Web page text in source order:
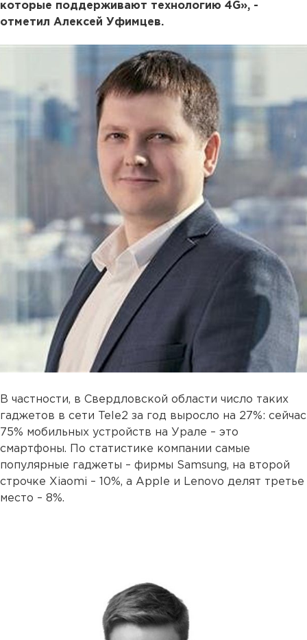
которые поддерживают технологию 4G», -
отметил Алексей Уфимцев.
В частности, в Свердловской области число таких
гаджетов в сети Tele2 за год выросло на 27%: сейчас
75% мобильных устройств на Урале – это
смартфоны. По статистике компании самые
популярные гаджеты – фирмы Samsung, на второй
строчке Xiaomi – 10%, а Apple и Lenovo делят третье
место – 8%.